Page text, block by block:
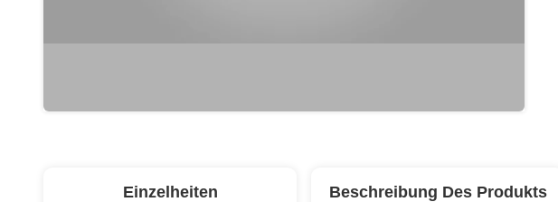
Einzelheiten Beschreibung Des Produkts